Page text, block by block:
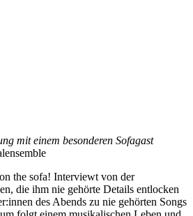
mit einem besonderen Sofagast
the sofa! Interviewt von der
die ihm nie gehörte Details entlocken
des Abends zu nie gehörten Songs